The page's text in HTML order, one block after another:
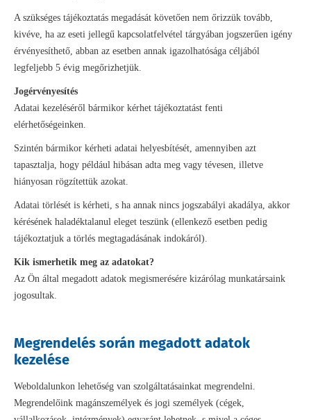
A szükséges tájékoztatás megadását követően nem őrizzük tovább,
kivéve, ha az eseti jellegű kapcsolatfelvétel tárgyában jogszerűen igény
érvényesíthető, abban az esetben annak igazolhatósága céljából
legfeljebb 5 évig megőrizhetjük.
Jogérvényesítés
Adatai kezeléséről bármikor kérhet tájékoztatást fenti
elérhetőségeinken.
Szintén bármikor kérheti adatai helyesbítését, amennyiben azt
tapasztalja, hogy például hibásan adta meg vagy tévesen, illetve
hiányosan rögzítettük azokat.
Adatai törlését is kérheti, s ha annak nincs jogszabályi akadálya, akkor
kérésének haladéktalanul eleget teszünk (ellenkező esetben pedig
tájékoztatjuk a törlés megtagadásának indokáról).
Kik ismerhetik meg az adatokat?
Az Ön által megadott adatok megismerésére kizárólag munkatársaink
jogosultak.
Megrendelés során megadott adatok
kezelése
Weboldalunkon lehetőség van szolgáltatásainkat megrendelni.
Megrendelőink magánszemélyek és jogi személyek (cégek,